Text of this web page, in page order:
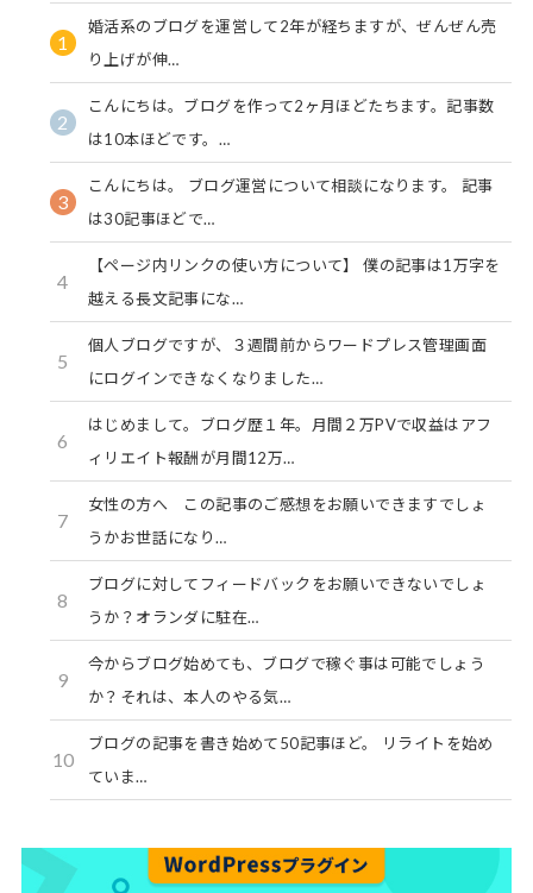
1
婚活系のブログを運営して2年が経ちますが、ぜんぜん売
り上げが伸…
2
こんにちは。ブログを作って2ヶ月ほどたちます。記事数
は10本ほどです。…
3
こんにちは。 ブログ運営について相談になります。 記事
は30記事ほどで…
4
【ページ内リンクの使い方について】 僕の記事は1万字を
越える長文記事にな…
5
個人ブログですが、３週間前からワードプレス管理画面
にログインできなくなりました…
6
はじめまして。ブログ歴１年。月間２万PVで収益はアフ
ィリエイト報酬が月間12万…
7
女性の方へ この記事のご感想をお願いできますでしょ
うかお世話になり…
8
ブログに対してフィードバックをお願いできないでしょ
うか？オランダに駐在…
9
今からブログ始めても、ブログで稼ぐ事は可能でしょう
か？それは、本人のやる気…
10
ブログの記事を書き始めて50記事ほど。 リライトを始め
ていま…